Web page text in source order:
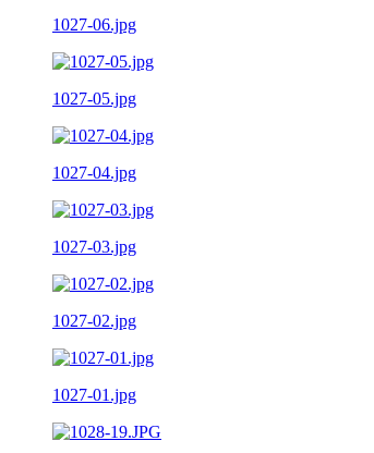
1027-06.jpg
1027-05.jpg
1027-04.jpg
1027-03.jpg
1027-02.jpg
1027-01.jpg